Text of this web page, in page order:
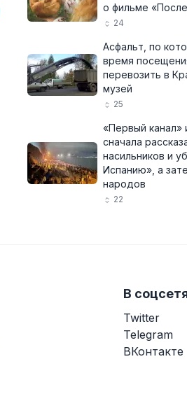
о фильме
24
Асфальт, по
время
перевозить в
музей
25
«Первый канал»
сначала
насильников и
Испанию», а
народов
22
В
Twitter
Telegram
ВКонтакте